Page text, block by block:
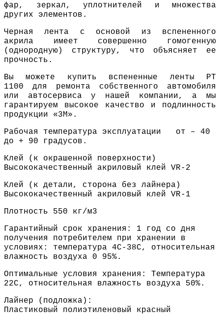
фар, зеркал, уплотнителей и множества
других элементов.
Черная лента с основой из вспененного
акрила имеет совершенно гомогенную
(однородную) структуру, что объясняет ее
прочность.
Вы можете купить вспененные ленты РТ
1100 для ремонта собственного автомобиля
или автосервиса у нашей компании, а мы
гарантируем высокое качество и подлинность
продукции «3М».
Рабочая температура эксплуатации от – 40
до + 90 градусов.
Клей (к окрашенной поверхности)
Высококачественный акриловый клей VR-2
Клей (к детали, сторона без лайнера)
Высококачественный акриловый клей VR-1
Плотность 550 кг/м3
Гарантийный срок хранения: 1 год со дня
получения потребителем при хранении в
условиях: температура 4С-38С, относительная
влажность воздуха 0 95%.
Оптимальные условия хранения: Температура
22С, относительная влажность воздуха 50%.
Лайнер (подложка):
Пластиковый полиэтиленовый красный